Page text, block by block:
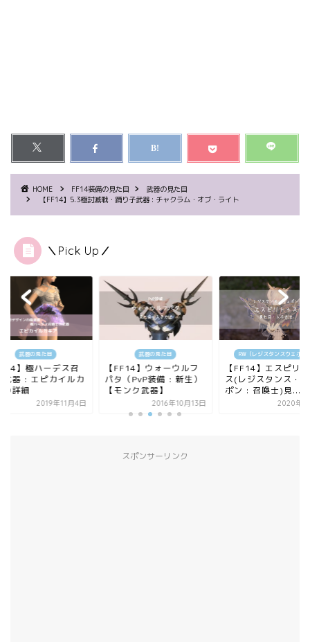
HOME FF14装備の見た目
武器の見た目
【FF14】5.3極討滅戦・踊り子武器 : チャクラム・オブ・ライト
＼Pick Up／
武器の見た目
】極ハーデス召
武器 : エピカイルカ
の詳細
2019年11月4日
武器の見た目
【FF14】ウォーウルフ
パタ（PvP装備 : 新生）
【モンク武器】
2016年10月13日
RW（レジスタンスウェポン
【FF14】エスピリ
ス(レジスタンス・
ポン : 召喚士)見...
2020年4
スポンサーリンク